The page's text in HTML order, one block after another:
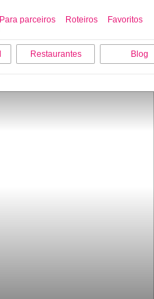
Para parceiros Roteiros Favoritos
Restaurantes Blog